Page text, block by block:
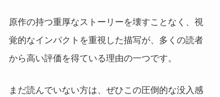
原作の持つ重厚なストーリーを壊すことなく、視
覚的なインパクトを重視した描写が、多くの読者
から高い評価を得ている理由の一つです。
まだ読んでいない方は、ぜひこの圧倒的な没入感